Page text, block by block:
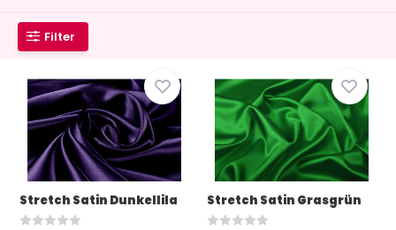
Filter
Stretch Satin Dunkellila Stretch Satin Grasgrün